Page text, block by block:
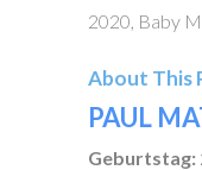
2020, Baby
About This
PAUL
Geburtstag: